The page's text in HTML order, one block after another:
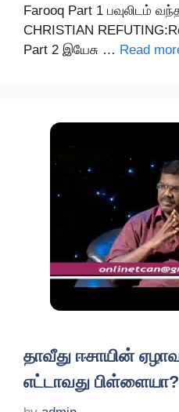
Farooq Part 1 பவுலிடம்
CHRISTIAN
Part 2 இயேசு … Read
தாவீது ஈசாயின்
எட்டாவது பிள்ளையா?